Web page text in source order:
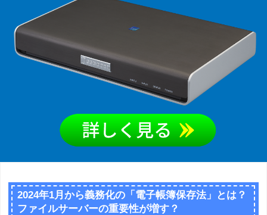
2024年1月から義務化の「電子帳簿保存法」とは？
ファイルサーバーの重要性が増す？